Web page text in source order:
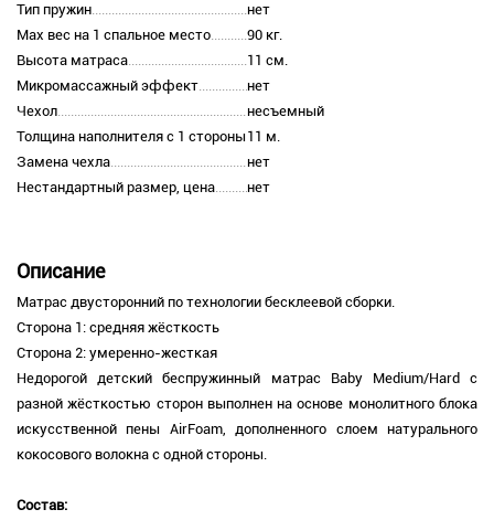
Тип пружин
нет
Max вес на 1 спальное место
90 кг.
Высота матраса
11 см.
Микромассажный эффект
нет
Чехол
несъемный
Толщина наполнителя с 1 стороны11 м.
Замена чехла
нет
Нестандартный размер, цена
нет
Описание
Матрас двусторонний по технологии бесклеевой сборки.
Сторона 1: средняя жёсткость
Сторона 2: умеренно-жесткая
Недорогой детский беспружинный матрас Baby Medium/Hard с
разной жёсткостью сторон выполнен на основе монолитного блока
искусственной пены AirFoam, дополненного слоем натурального
кокосового волокна с одной стороны.
Состав: